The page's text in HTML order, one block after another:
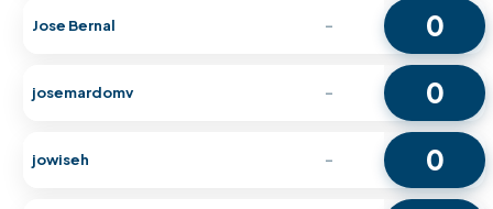
Jose Bernal - 0
josemardomv - 0
jowiseh - 0